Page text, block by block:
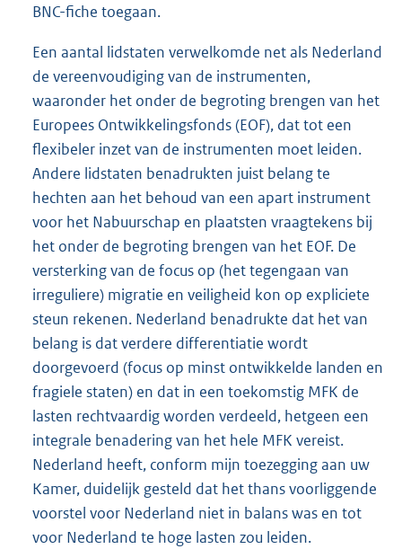
BNC-fiche toegaan.
Een aantal lidstaten verwelkomde net als Nederland
de vereenvoudiging van de instrumenten,
waaronder het onder de begroting brengen van het
Europees Ontwikkelingsfonds (EOF), dat tot een
flexibeler inzet van de instrumenten moet leiden.
Andere lidstaten benadrukten juist belang te
hechten aan het behoud van een apart instrument
voor het Nabuurschap en plaatsten vraagtekens bij
het onder de begroting brengen van het EOF. De
versterking van de focus op (het tegengaan van
irreguliere) migratie en veiligheid kon op expliciete
steun rekenen. Nederland benadrukte dat het van
belang is dat verdere differentiatie wordt
doorgevoerd (focus op minst ontwikkelde landen en
fragiele staten) en dat in een toekomstig MFK de
lasten rechtvaardig worden verdeeld, hetgeen een
integrale benadering van het hele MFK vereist.
Nederland heeft, conform mijn toezegging aan uw
Kamer, duidelijk gesteld dat het thans voorliggende
voorstel voor Nederland niet in balans was en tot
voor Nederland te hoge lasten zou leiden.